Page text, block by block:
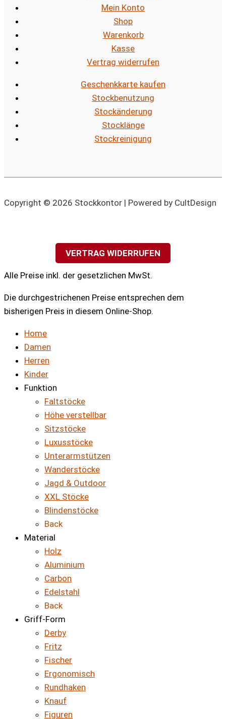
Mein Konto
Shop
Warenkorb
Kasse
Vertrag widerrufen
Geschenkkarte kaufen
Stockbenutzung
Stockänderung
Stocklänge
Stockreinigung
Copyright © 2026 Stockkontor | Powered by CultDesign
VERTRAG WIDERRUFEN
Alle Preise inkl. der gesetzlichen MwSt.
Die durchgestrichenen Preise entsprechen dem
bisherigen Preis in diesem Online-Shop.
Home
Damen
Herren
Kinder
Funktion
Faltstöcke
Höhe verstellbar
Sitzstöcke
Luxusstöcke
Unterarmstützen
Wanderstöcke
Jagd & Outdoor
XXL Stöcke
Blindenstöcke
Back
Material
Holz
Aluminium
Carbon
Edelstahl
Back
Griff-Form
Derby
Fritz
Fischer
Ergonomisch
Rundhaken
Knauf
Figuren